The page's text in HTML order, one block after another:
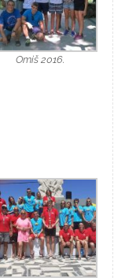
Omiš 2016.